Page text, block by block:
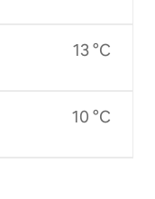
13 °C
10 °C